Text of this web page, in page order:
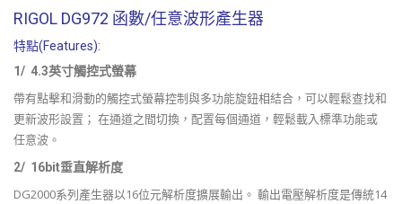
RIGOL DG972 函數/任意波形產生器
特點(Features):
1/ 4.3英寸觸控式螢幕
帶有點擊和滑動的觸控式螢幕控制與多功能旋鈕相結合，可以輕鬆查找和
更新波形設置； 在通道之間切換，配置每個通道，輕鬆載入標準功能或
任意波。
2/ 16bit垂直解析度
DG2000系列產生器以16位元解析度擴展輸出。 輸出電壓解析度是傳統14